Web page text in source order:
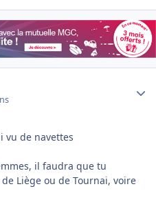
vu de navettes
il faudra que tu
Liège ou de Tournai, voire